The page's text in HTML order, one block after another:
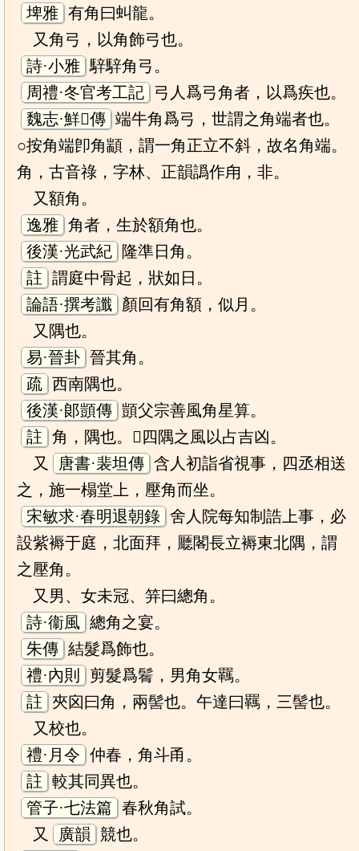
埤雅 有角曰虯龍。
又角弓，以角飾弓也。
詩·小雅 騂騂角弓。
周禮·冬官考工記
弓人爲弓角者，以爲疾也。
魏志·鮮𤰞傳 端牛角爲弓，世謂之角端者也。
○按角端卽角顓，謂一角正立不斜，故名角端。
角，古音祿，字林、正韻譌作甪，非。
又額角。
逸雅 角者，生於額角也。
後漢·光武紀
隆準日角。
註 謂庭中骨起，狀如日。
論語·撰考讖 顏回有角額，似月。
又隅也。
易·晉卦 晉其角。
疏 西南隅也。
後漢·郞顗傳 顗父宗善風角星算。
註 角，隅也。𠋫四隅之風以占吉凶。
又
唐書·裴坦傳 含人初詣省視事，四丞相送
之，施一榻堂上，壓角而坐。
宋敏求·春明退朝錄 舍人院每知制誥上事，必
設紫褥于庭，北面拜，㕔閣長立褥東北隅，謂
之壓角。
又男、女未冠、笄曰總角。
詩·衞風 總角之宴。
朱傳 結髮爲飾也。
禮·內則
剪髮爲鬌，男角女羈。
註
夾囟曰角，兩髻也。午達曰羈，三髻也。
又校也。
禮·月令 仲春，角斗甬。
註 較其同異也。
管子·七法篇 春秋角試。
又
廣韻 競也。